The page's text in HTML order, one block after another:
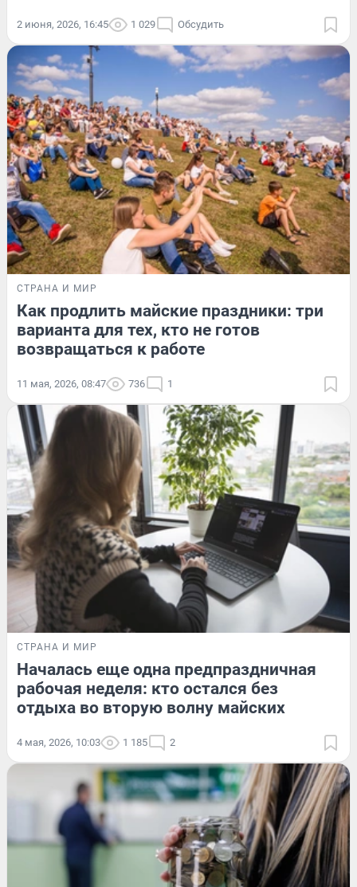
2 июня, 2026, 16:45 1 029 Обсудить
СТРАНА И МИР
Как продлить майские праздники: три
варианта для тех, кто не готов
возвращаться к работе
11 мая, 2026, 08:47 736 1
СТРАНА И МИР
Началась еще одна предпраздничная
рабочая неделя: кто остался без
отдыха во вторую волну майских
4 мая, 2026, 10:03 1 185 2